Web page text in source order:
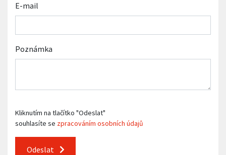
E-mail
Poznámka
Kliknutím na tlačítko "Odeslat"
souhlasíte se zpracováním osobních údajů
Odeslat